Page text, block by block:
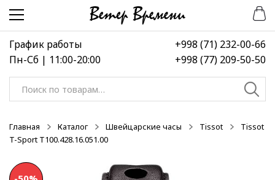
Перейти
навигации
Перейти
содержимому
График работы
Пн-Сб | 11:00-20:00
+998 (71) 232-00-66
+998 (77) 209-50-50
Искать:
Главная Каталог Швейцарские часы Tissot
Tissot
T-Sport T100.428.16.051.00